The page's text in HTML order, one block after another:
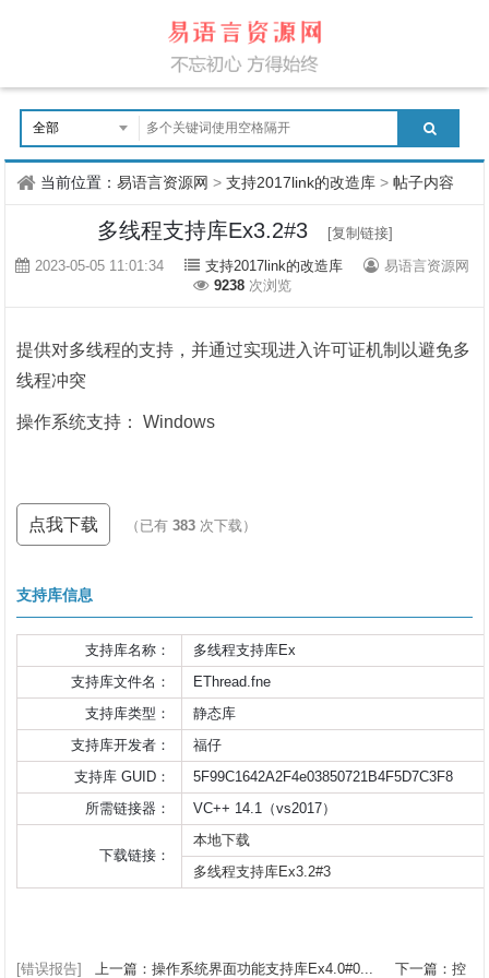
当前位置：易语言资源网 >支持2017link的改造库 >帖子内容
多线程支持库Ex3.2#3
[复制链接]
2023-05-05 11:01:34
支持2017link的改造库
易语言资源网
9238 次浏览
提供对多线程的支持，并通过实现进入许可证机制以避免多
线程冲突
操作系统支持： Windows
点我下载 （已有383 次下载）
支持库信息
支持库名称：
多线程支持库Ex
支持库文件名：
EThread.fne
支持库类型：
静态库
支持库开发者：
福仔
支持库 GUID：
5F99C1642A2F4e03850721B4F5D7C3F8
所需链接器：
VC++ 14.1（vs2017）
下载链接：
本地下载
多线程支持库Ex3.2#3
[错误报告] 上一篇：操作系统界面功能支持库Ex4.0#0... 下一篇：控